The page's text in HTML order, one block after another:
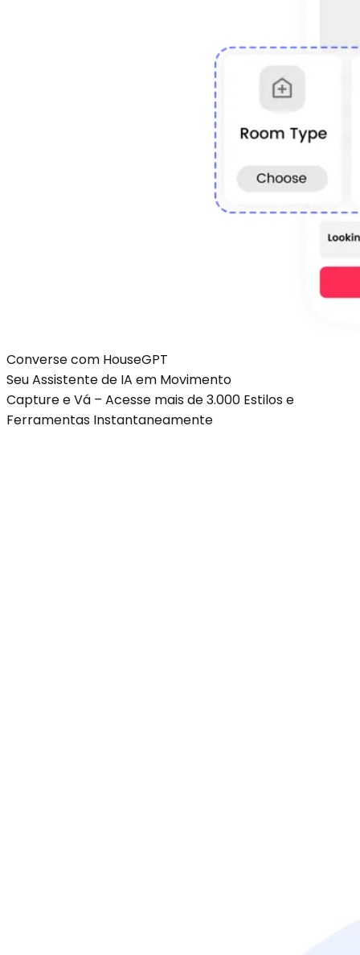
Converse com HouseGPT
Seu Assistente de IA em Movimento
Capture e Vá – Acesse mais de 3.000 Estilos e
Ferramentas Instantaneamente